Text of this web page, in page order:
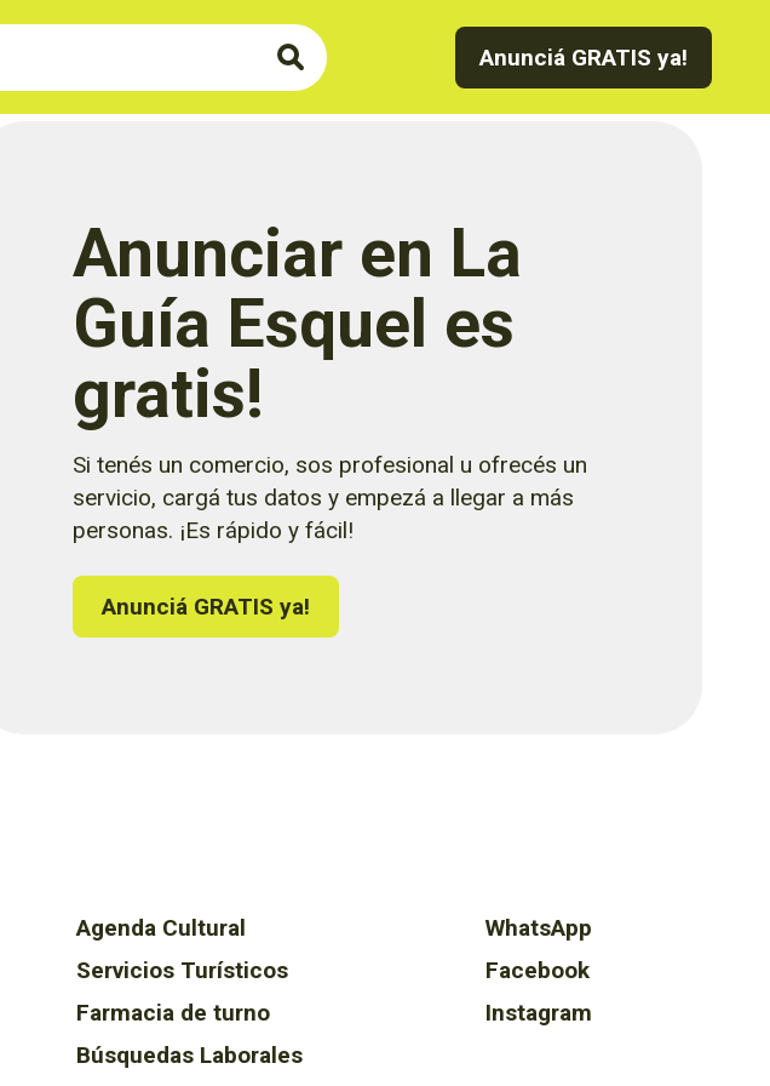
Anunciá GRATIS ya!
Anunciar en La
Guía Esquel es
gratis!
Si tenés un comercio, sos profesional u ofrecés un
servicio, cargá tus datos y empezá a llegar a más
personas. ¡Es rápido y fácil!
Anunciá GRATIS ya!
Agenda Cultural
Servicios Turísticos
Farmacia de turno
Búsquedas Laborales
WhatsApp
Facebook
Instagram